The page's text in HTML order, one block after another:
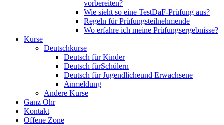
vorbereiten?
Wie sieht so eine TestDaF-Prüfung aus?
Regeln für Prüfungsteilnehmende
Wo erfahre ich meine Prüfungsergebnisse?
Kurse
Deutschkurse
Deutsch für Kinder
Deutsch fürSchülern
Deutsch für Jugendlicheund Erwachsene
Anmeldung
Andere Kurse
Ganz Ohr
Kontakt
Offene Zone